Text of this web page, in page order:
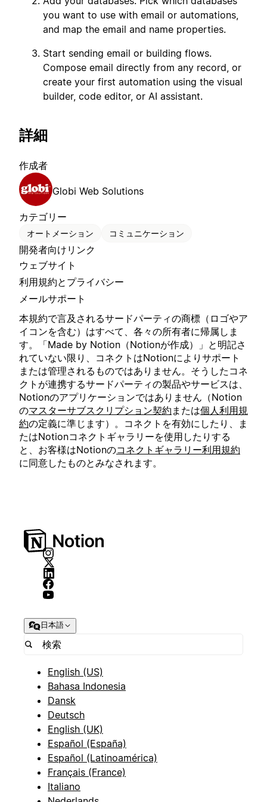
you want to use with email or automations,
and map the email and name properties.
Start sending email or building flows.
Compose email directly from any record, or
create your first automation using the visual
builder, code editor, or AI assistant.
詳細
作成者
Globi Web Solutions
カテゴリー
オートメーション コミュニケーション
開発者向けリンク
ウェブサイト
利用規約とプライバシー
メールサポート
本規約で言及されるサードパーティの商標（ロゴやア
イコンを含む）はすべて、各々の所有者に帰属しま
す。「Made by Notion（Notionが作成）」と明記さ
れていない限り、コネクトはNotionによりサポート
または管理されるものではありません。そうしたコネ
クトが連携するサードパーティの製品やサービスは、
Notionのアプリケーションではありません（Notion
のマスターサブスクリプション契約 または個人利用規
約の定義に準じます）。コネクトを有効にしたり、ま
たはNotionコネクトギャラリーを使用したりする
と、お客様はNotionのコネクトギャラリー利用規約
に同意したものとみなされます。
日本語
English (US)
Bahasa Indonesia
Dansk
Deutsch
English (UK)
Español (España)
Español (Latinoamérica)
Français (France)
Italiano